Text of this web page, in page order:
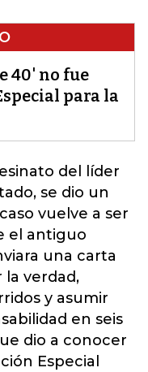
40' no fue
para la
del líder
se dio un
vuelve a ser
el antiguo
una carta
verdad,
y asumir
en seis
dio a conocer
Especial